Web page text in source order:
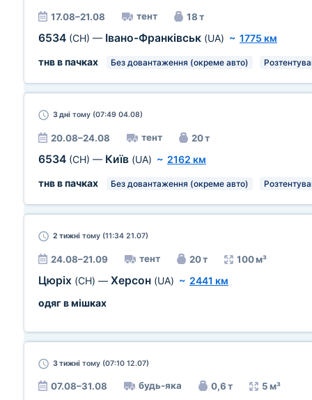
17.08–21.08 тент 18 т
6534 (CH) — Івано-Франківськ (UA) ~ 1775 км
тнв в пачках
Без довантаження (окреме авто)
3 дні тому (07:49 04.08)
20.08–24.08 тент 20 т
6534 (CH) — Київ (UA) ~ 2162 км
тнв в пачках
Без довантаження (окреме авто)
2 тижні тому (11:34 21.07)
24.08–21.09 тент 20 т 100 м³
Цюріх (CH) — Херсон (UA) ~ 2441 км
одяг в мішках
3 тижні тому (07:10 12.07)
07.08–31.08 будь-яка 0,6 т 5 м³